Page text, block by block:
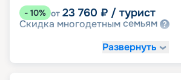
- 10% от 23 760 ₽ / турист
Скидка многодетнымсемьям
Развернуть